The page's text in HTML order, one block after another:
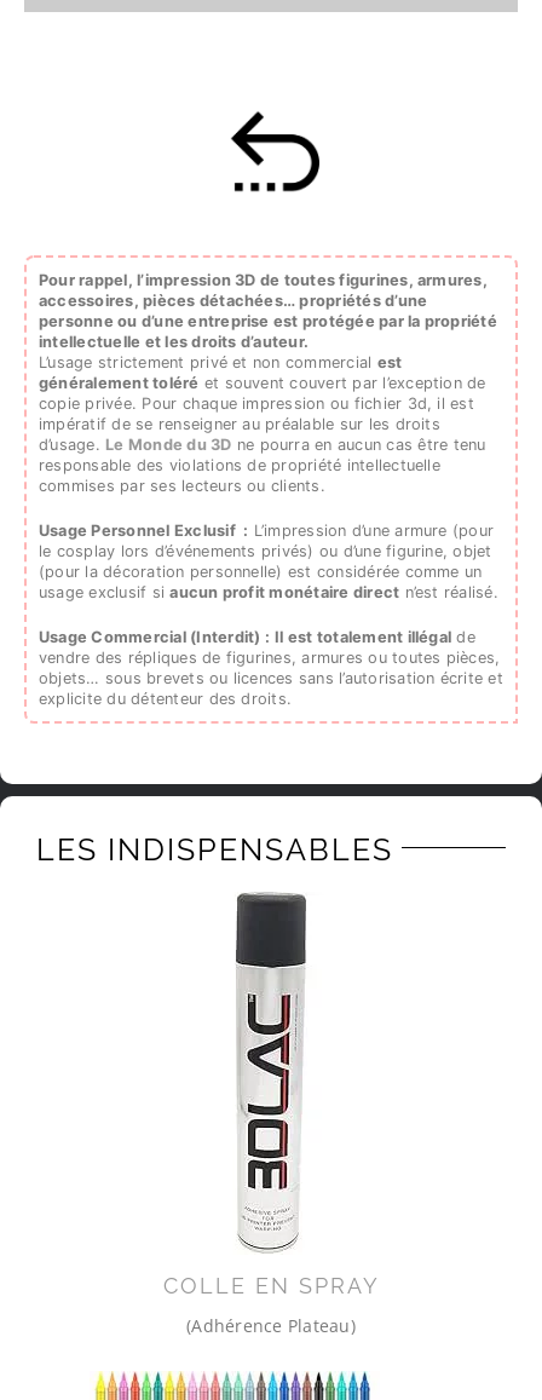
Pour rappel, l’impression 3D de toutes figurines, armures,
accessoires, pièces détachées…propriétés d’une
personne ou d’une entreprise est protégée par la propriété
intellectuelle et les droits d’auteur.
L’usage strictement privé et non commercial est
généralement toléré et souvent couvert par l’exception de
copie privée. Pour chaque impression ou fichier 3d, il est
impératif de se renseigner au préalable sur les droits
d’usage. Le Monde du 3D ne pourra en aucun cas être tenu
responsable des violations de propriété intellectuelle
commises par ses lecteurs ou clients.
Usage Personnel Exclusif : L’impression d’une armure (pour
le cosplay lors d’événements privés) ou d’une figurine, objet
(pour la décoration personnelle) est considérée comme un
usage exclusif siaucun profit monétaire direct n’est réalisé.
Usage Commercial (Interdit) : Il est totalement illégal de
vendre des répliques de figurines, armures ou toutes pièces,
objets… sous brevets ou licences sans l’autorisation écrite et
explicite du détenteur des droits.
LES INDISPENSABLES
COLLE EN SPRAY
(Adhérence Plateau)